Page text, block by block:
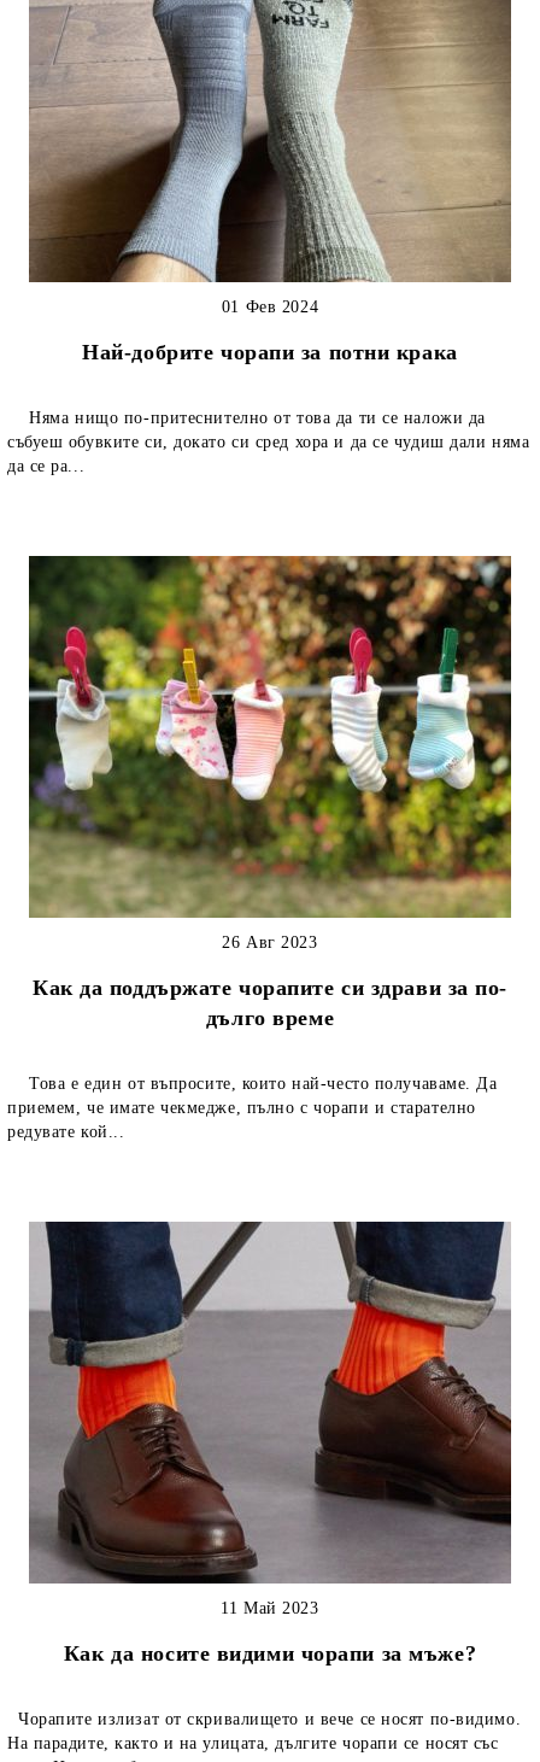
Най-добрите чорапи за потни крака
01 Фев 2024
Няма нищо по-притеснително от това да ти се наложи да
събуеш обувките си, докато си сред хора и да се чудиш дали няма
да се ра...
Как да поддържате чорапите си здрави за по-
дълго време
26 Авг 2023
Това е един от въпросите, които най-често получаваме. Да
приемем, че имате чекмедже, пълно с чорапи и старателно
редувате кой...
Как да носите видими чорапи за мъже?
11 Май 2023
Чорапите излизат от скривалището и вече се носят по-видимо.
На парадите, както и на улицата, дългите чорапи се носят със